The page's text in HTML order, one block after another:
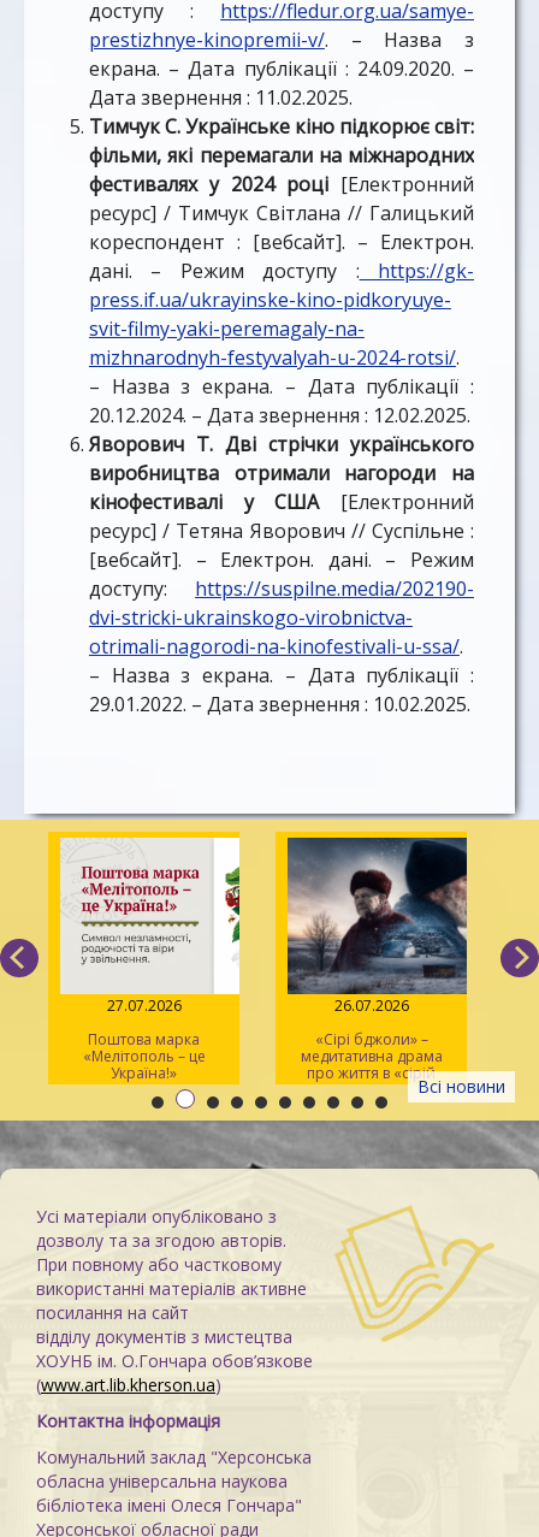
доступу : https://fledur.org.ua/samye-
prestizhnye-kinopremii-v/. – Назва з
екрана. – Дата публікації : 24.09.2020. –
Дата звернення : 11.02.2025.
Тимчук С. Українське кіно підкорює світ:
фільми, які перемагали на міжнародних
фестивалях у 2024 році [Електронний
ресурс] / Тимчук Світлана // Галицький
кореспондент : [вебсайт]. – Електрон.
дані. – Режим доступу : https://gk-
press.if.ua/ukrayinske-kino-pidkoryuye-
svit-filmy-yaki-peremagaly-na-
mizhnarodnyh-festyvalyah-u-2024-rotsi/.
– Назва з екрана. – Дата публікації :
20.12.2024. – Дата звернення : 12.02.2025.
Яворович Т. Дві стрічки українського
виробництва отримали нагороди на
кінофестивалі у США[Електронний
ресурс] / Тетяна Яворович // Суспільне :
[вебсайт]. – Електрон. дані. – Режим
доступу: https://suspilne.media/202190-
dvi-stricki-ukrainskogo-virobnictva-
otrimali-nagorodi-na-kinofestivali-u-ssa/.
– Назва з екрана. – Дата публікації :
29.01.2022. – Дата звернення : 10.02.2025.
Всі новини
26.07.2026
«Сірі бджоли» –
медитативна драма
про життя в «сірій
зоні»
15.07.2026
Юрій Іллєнко –
майстер українського
поетичного кіно
Усі матеріали опубліковано з
дозволу та за згодою авторів.
При повному або частковому
використанні матеріалів активне
посилання на сайт
відділу документів з мистецтва
ХОУНБ ім. О.Гончара обов’язкове
(www.art.lib.kherson.ua)
Контактна інформація
Комунальний заклад "Херсонська
обласна універсальна наукова
бібліотека імені Олеся Гончара"
Херсонської обласної ради